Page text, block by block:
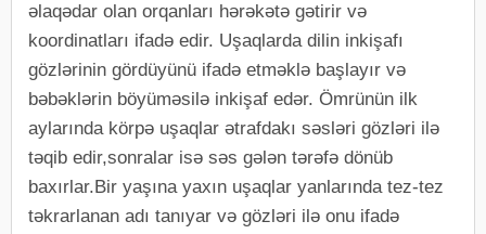
əlaqədar olan orqanları hərəkətə gətirir və
koordinatları ifadə edir. Uşaqlarda dilin inkişafı
gözlərinin gördüyünü ifadə etməklə başlayır və
bəbəklərin böyüməsilə inkişaf edər. Ömrünün ilk
aylarında körpə uşaqlar ətrafdakı səsləri gözləri ilə
təqib edir,sonralar isə səs gələn tərəfə dönüb
baxırlar.Bir yaşına yaxın uşaqlar yanlarında tez-tez
təkrarlanan adı tanıyar və gözləri ilə onu ifadə